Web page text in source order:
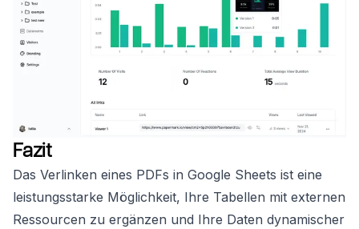
Fazit
Das Verlinken eines PDFs in Google Sheets ist eine
leistungsstarke Möglichkeit, Ihre Tabellen mit externen
Ressourcen zu ergänzen und Ihre Daten dynamischer